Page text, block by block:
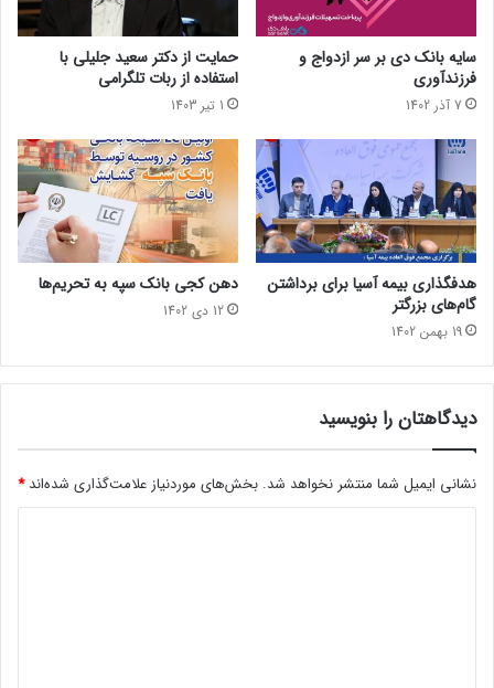
سایه بانک دی بر سر ازدواج و
فرزندآوری
7 آذر 1402
حمایت از دکتر سعید جلیلی با
استفاده از ربات تلگرامی
1 تیر 1403
هدفگذاری بیمه آسیا برای برداشتن
گام‌های بزرگتر
19 بهمن 1402
دهن کجی بانک سپه به تحریم‌ها
12 دی 1402
دیدگاهتان را بنویسید
نشانی ایمیل شما منتشر نخواهد شد. بخش‌های موردنیاز علامت‌گذاری شده‌اند*